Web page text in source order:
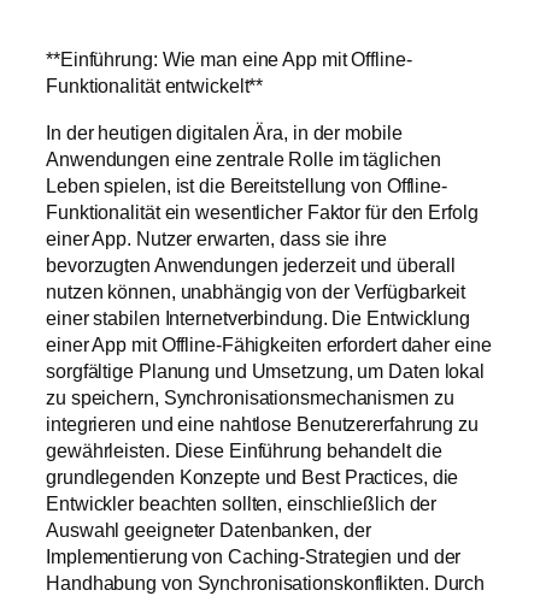
**Einführung: Wie man eine App mit Offline-
Funktionalität entwickelt**
In der heutigen digitalen Ära, in der mobile
Anwendungen eine zentrale Rolle im täglichen
Leben spielen, ist die Bereitstellung von Offline-
Funktionalität ein wesentlicher Faktor für den Erfolg
einer App. Nutzer erwarten, dass sie ihre
bevorzugten Anwendungen jederzeit und überall
nutzen können, unabhängig von der Verfügbarkeit
einer stabilen Internetverbindung. Die Entwicklung
einer App mit Offline-Fähigkeiten erfordert daher eine
sorgfältige Planung und Umsetzung, um Daten lokal
zu speichern, Synchronisationsmechanismen zu
integrieren und eine nahtlose Benutzererfahrung zu
gewährleisten. Diese Einführung behandelt die
grundlegenden Konzepte und Best Practices, die
Entwickler beachten sollten, einschließlich der
Auswahl geeigneter Datenbanken, der
Implementierung von Caching-Strategien und der
Handhabung von Synchronisationskonflikten. Durch